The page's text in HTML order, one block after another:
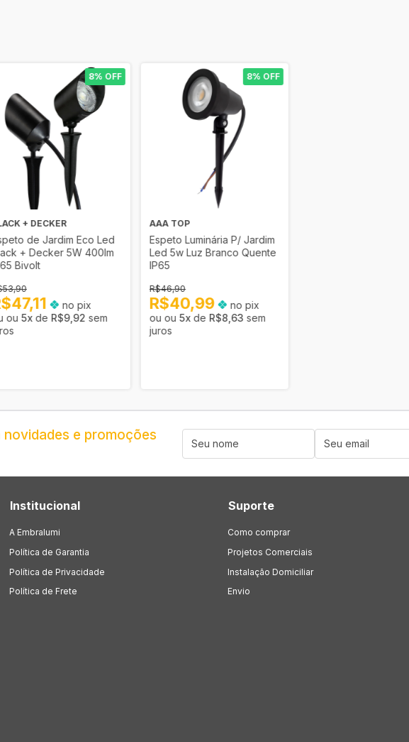
8% OFF
+ DECKER
de Jardim Eco Led
+ Decker 5W 400lm
Bivolt
no pix
5x de R$9,92 sem
8% OFF
AAA TOP
Espeto Luminária P/ Jardim
Led 5w Luz Branco Quente
IP65
R$46,90
R$40,99
no pix
5x de R$8,63 sem
juros
e promoções
Institucional
A Embralumi
Política de Garantia
Política de Privacidade
Política de Frete
Suporte
Como comprar
Projetos Comerciais
Instalação Domiciliar
Envio